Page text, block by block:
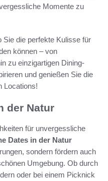
Momente zu
Sie die perfekte Kulisse für
können – von
zu einzigartigen Dining-
und genießen Sie die
Locations!
der Natur
für unvergessliche
Dates in der Natur
sondern fördern auch
Umgebung. Ob durch
oder bei einem Picknick